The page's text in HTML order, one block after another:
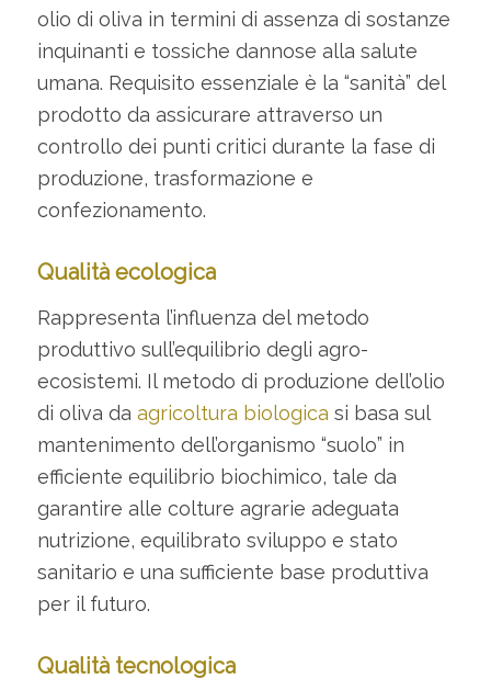
olio di oliva in termini di assenza di sostanze
inquinanti e tossiche dannose alla salute
umana. Requisito essenziale è la “sanità” del
prodotto da assicurare attraverso un
controllo dei punti critici durante la fase di
produzione, trasformazione e
confezionamento.
Qualità ecologica
Rappresenta l’influenza del metodo
produttivo sull’equilibrio degli agro-
ecosistemi. Il metodo di produzione dell’olio
di oliva da agricoltura biologica si basa sul
mantenimento dell’organismo “suolo” in
efficiente equilibrio biochimico, tale da
garantire alle colture agrarie adeguata
nutrizione, equilibrato sviluppo e stato
sanitario e una sufficiente base produttiva
per il futuro.
Qualità tecnologica